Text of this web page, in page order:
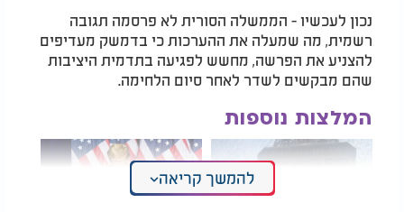
נכון לעכשיו - הממשלה הסורית לא פרסמה תגובה
רשמית, מה שמעלה את ההערכות כי בדמשק מעדיפים
להצניע את הפרשה, מחשש לפגיעה בתדמית היציבות
שהם מבקשים לשדר לאחר סיום הלחימה.
המלצות נוספות
להמשך קריאה